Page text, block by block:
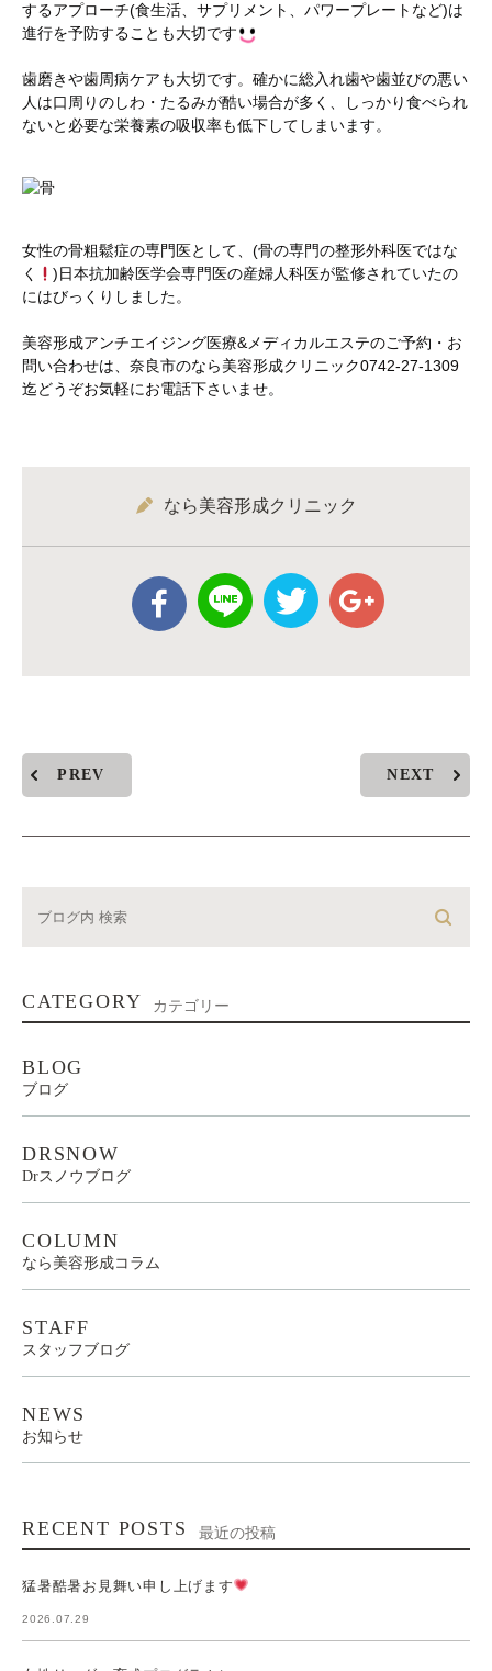
するアプローチ(食生活、サプリメント、パワープレートなど)は
進行を予防することも大切です
歯磨きや歯周病ケアも大切です。確かに総入れ歯や歯並びの悪い
人は口周りのしわ・たるみが酷い場合が多く、しっかり食べられ
ないと必要な栄養素の吸収率も低下してしまいます。
女性の骨粗鬆症の専門医として、(骨の専門の整形外科医ではな
く
)日本抗加齢医学会専門医の産婦人科医が監修されていたの
にはびっくりしました。
美容形成アンチエイジング医療&メディカルエステのご予約・お
問い合わせは、奈良市のなら美容形成クリニック0742-27-1309
迄どうぞお気軽にお電話下さいませ。
なら美容形成クリニック
PREV NEXT
CATEGORY カテゴリー
BLOG
ブログ
DRSNOW
Drスノウブログ
COLUMN
なら美容形成コラム
STAFF
スタッフブログ
NEWS
お知らせ
RECENT POSTS 最近の投稿
猛暑酷暑お見舞い申し上げます
2026.07.29